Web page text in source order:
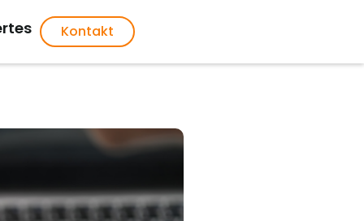
Kontakt